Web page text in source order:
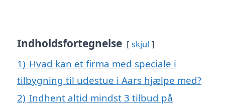
Indholdsfortegnelse skjul
1) Hvad kan et firma med speciale i
tilbygning til udestue i Aars hjælpe med?
2) Indhent altid mindst 3 tilbud på